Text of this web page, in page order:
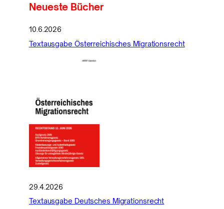
Neueste Bücher
10.6.2026
Textausgabe Österreichisches Migrationsrecht
29.4.2026
Textausgabe Deutsches Migrationsrecht